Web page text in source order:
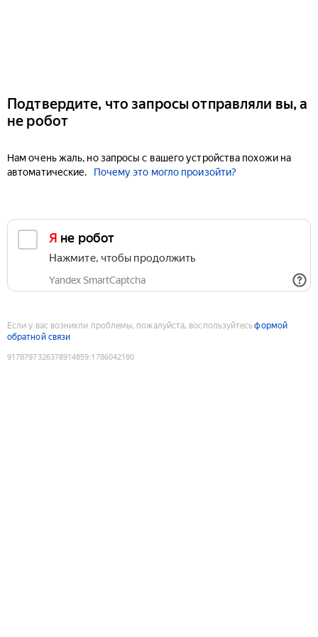
Подтвердите, что запросы отправляли вы, а
не робот
Нам очень жаль, но запросы с вашего устройства похожи на
автоматические.
Почему это могло произойти?
Я не робот
Нажмите, чтобы продолжить
Yandex SmartCaptcha
Если у вас возникли проблемы, пожалуйста, воспользуйтесьформой
обратной связи
9178797326378914859:1786042180